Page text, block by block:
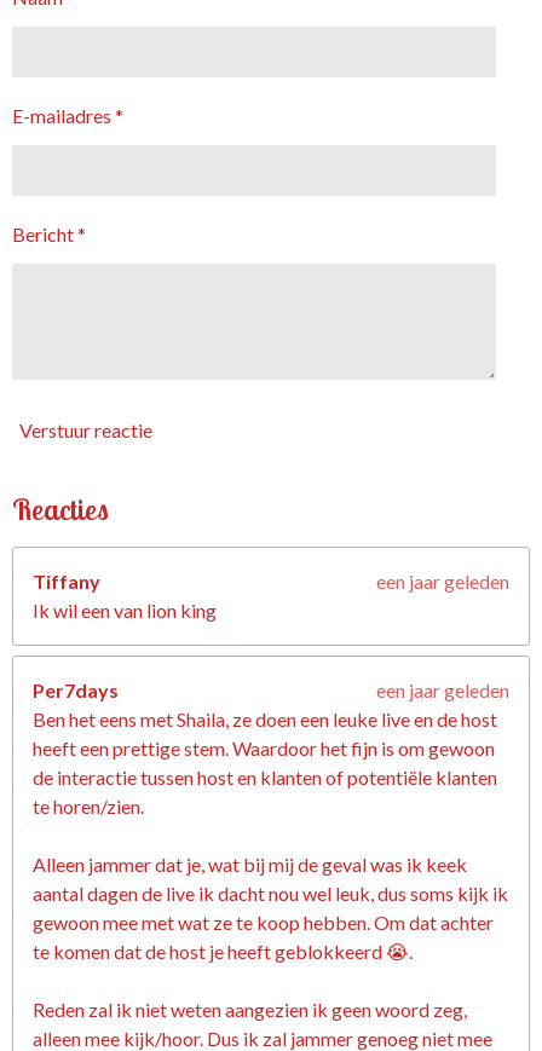
E-mailadres *
Bericht *
Verstuur reactie
Reacties
Tiffany
een jaar geleden
Ik wil een van lion king
Per7days
een jaar geleden
Ben het eens met Shaila, ze doen een leuke live en de host
heeft een prettige stem. Waardoor het fijn is om gewoon
de interactie tussen host en klanten of potentiële klanten
te horen/zien.
Alleen jammer dat je, wat bij mij de geval was ik keek
aantal dagen de live ik dacht nou wel leuk, dus soms kijk ik
gewoon mee met wat ze te koop hebben. Om dat achter
te komen dat de host je heeft geblokkeerd 😭.
Reden zal ik niet weten aangezien ik geen woord zeg,
alleen mee kijk/hoor. Dus ik zal jammer genoeg niet mee